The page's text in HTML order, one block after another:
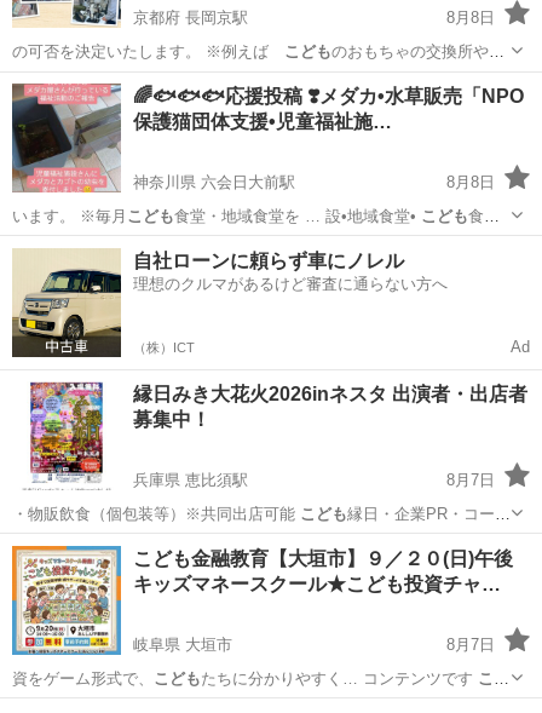
京都府 長岡京駅
8月8日
の可否を決定いたします。 ※例えば こどものおもちゃの交換所や、
SDGSの観点か…
京都 長岡京市 長岡京駅 地域/お祭り マルシェ
🌈🐟️🐟️🐟️応援投稿 ❣️メダカ•水草販売「NPO
保護猫団体支援•児童福祉施…
神奈川県 六会日大前駅
8月8日
います。 ※毎月 こども食堂・地域食堂を … 設•地域食堂• こども食堂
の応援を一緒に…
神奈川 藤沢市 六会日大前駅 その他
自社ローンに頼らず車にノレル
理想のクルマがあるけど審査に通らない方へ
（株）ICT Ad
縁日みき大花火2026inネスタ 出演者・出店者
募集中！
兵庫県 恵比須駅
8月7日
・物販飲食（個包装等）※共同出店可能 こども縁日・企業PR・コーヒ
ー・ジュース等、…
兵庫 三木市 恵比須駅 地域/お祭り
こども金融教育【大垣市】９／２０(日)午後
キッズマネースクール★こども投資チャ…
岐阜県 大垣市
8月7日
資をゲーム形式で、 こどもたちに分かりやすく… コンテンツです こど
も達へ【お金】という…